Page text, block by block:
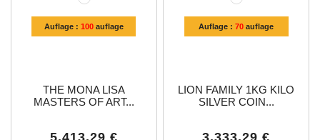
Auflage : 100auflage
THE MONA LISA
MASTERS OF ART...
Auflage :70 auflage
LION FAMILY 1KG KILO
SILVER COIN...